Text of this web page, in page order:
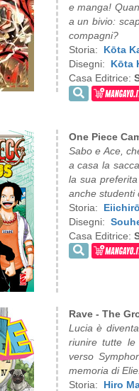
e manga!
a un bivio:
compagni?
Storia: Kōta
Disegni: Kōta
Casa Editrice:
One Piece
Sabo e Ace,
a casa la
la sua
anche studenti
Storia:
Disegni:
Casa Editrice:
Rave - The
Lucia è
riunire tutte le
verso
memoria di
Storia: Hiro